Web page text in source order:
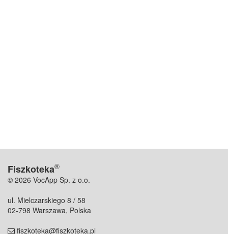
Fiszkoteka®
© 2026 VocApp Sp. z o.o.
ul. Mielczarskiego 8 / 58
02-798 Warszawa, Polska
fiszkoteka@fiszkoteka.pl